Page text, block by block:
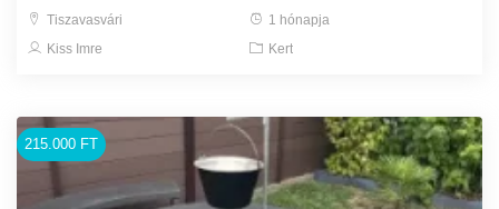
Tiszavasvári
1 hónapja
Kiss Imre
Kert
215.000 FT